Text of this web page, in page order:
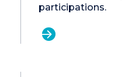
participations.